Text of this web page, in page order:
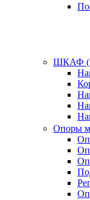
ШКАФ
Опоры